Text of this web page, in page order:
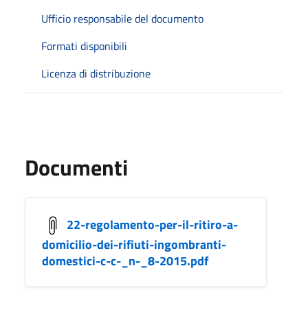
Ufficio responsabile del documento
Formati disponibili
Licenza di distribuzione
Documenti
22-regolamento-per-il-ritiro-a-
domicilio-dei-rifiuti-ingombranti-
domestici-c-c-_n-_8-2015.pdf